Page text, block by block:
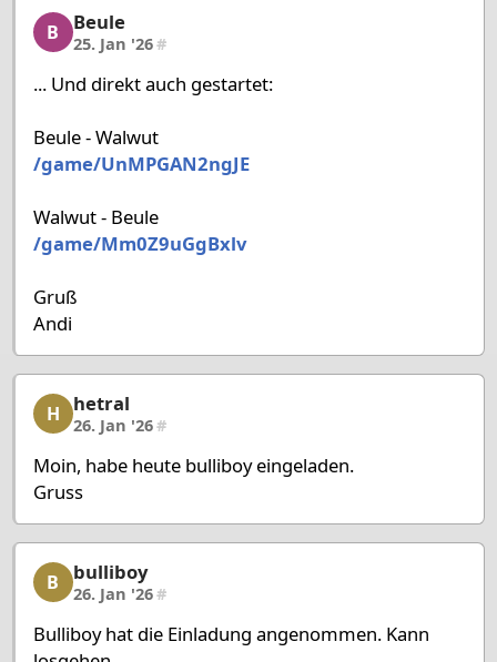
Beule, 42/58, 25. Jan '26
B Beule
25. Jan '26#
... Und direkt auch gestartet:
Beule - Walwut
/game/UnMPGAN2ngJE
Walwut - Beule
/game/Mm0Z9uGgBxlv
Gruß
Andi
hetral, 43/58, 26. Jan '26
H hetral
26. Jan '26#
Moin, habe heute bulliboy eingeladen.
Gruss
bulliboy, 44/58, 26. Jan '26
B bulliboy
26. Jan '26#
Bulliboy hat die Einladung angenommen. Kann